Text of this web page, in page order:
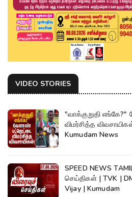
VIDEO STORIES
"வாக்குறுதி
விமர்சித்த
Kumudam News
SPEED NEWS
செய்திகள் | TVK |
Vijay | Kumudam